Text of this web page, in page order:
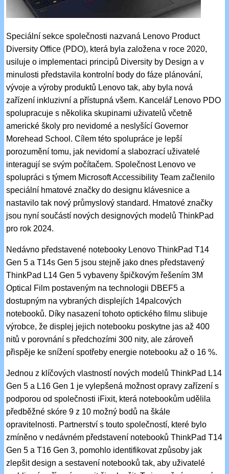
Speciální sekce společnosti nazvaná Lenovo Product
Diversity Office (PDO), která byla založena v roce 2020,
usiluje o implementaci principů Diversity by Design a v
minulosti představila kontrolní body do fáze plánování,
vývoje a výroby produktů Lenovo tak, aby byla nová
zařízení inkluzivní a přístupná všem. Kancelář Lenovo PDO
spolupracuje s několika skupinami uživatelů včetně
americké školy pro nevidomé a neslyšící Governor
Morehead School. Cílem této spolupráce je lepší
porozumění tomu, jak nevidomí a slabozrací uživatelé
interagují se svým počítačem. Společnost Lenovo ve
spolupráci s týmem Microsoft Accessibility Team začlenilo
speciální hmatové značky do designu klávesnice a
nastavilo tak nový průmyslový standard. Hmatové značky
jsou nyní součástí nových designových modelů ThinkPad
pro rok 2024.
Nedávno představené notebooky Lenovo ThinkPad T14
Gen 5 a T14s Gen 5 jsou stejně jako dnes představený
ThinkPad L14 Gen 5 vybaveny špičkovým řešením 3M
Optical Film postaveným na technologii DBEF5 a
dostupným na vybraných displejích 14palcových
notebooků. Díky nasazení tohoto optického filmu slibuje
výrobce, že displej jejich notebooku poskytne jas až 400
nitů v porovnání s předchozími 300 nity, ale zároveň
přispěje ke snížení spotřeby energie notebooku až o 16 %.
Jednou z klíčových vlastností nových modelů ThinkPad L14
Gen 5 a L16 Gen 1 je vylepšená možnost opravy zařízení s
podporou od společnosti iFixit, která notebookům udělila
předběžné skóre 9 z 10 možný bodů na škále
opravitelnosti. Partnerství s touto společností, které bylo
zmíněno v nedávném představení notebooků ThinkPad T14
Gen 5 a T16 Gen 3, pomohlo identifikovat způsoby jak
zlepšit design a sestavení notebooků tak, aby uživatelé